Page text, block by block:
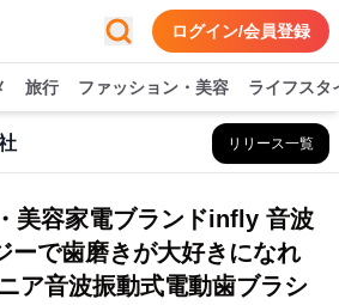
ログイン/会員登録
旅行 ファッション・美容 ライフスタ
リリース一覧
美容家電ブランドinfly 音波
ーで歯磨きが大好きになれ
ア音波振動式電動歯ブラシ